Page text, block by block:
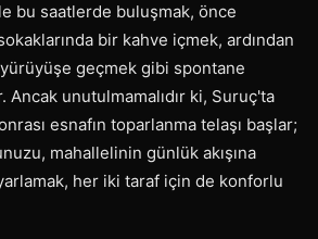
bu saatlerde buluşmak, önce
bir kahve içmek, ardından
yürüyüşe geçmek gibi spontane
Ancak unutulmamalıdır ki, Suruç'ta
esnafın toparlanma telaşı başlar;
mahallelinin günlük akışına
her iki taraf için de konforlu